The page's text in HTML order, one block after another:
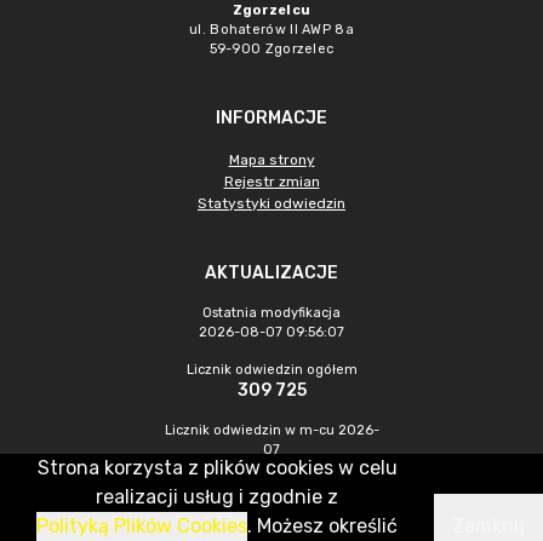
Zgorzelcu
ul. Bohaterów II AWP 8a
59-900 Zgorzelec
INFORMACJE
Mapa strony
Rejestr zmian
Statystyki odwiedzin
AKTUALIZACJE
Ostatnia modyfikacja
2026-08-07 09:56:07
Licznik odwiedzin ogółem
309 725
Licznik odwiedzin w m-cu 2026-
07
423
CMS & Hosting: Nefeni Sp. z o.o.
Strona korzysta z plików cookies w celu
realizacji usług i zgodnie z
Polityką Plików Cookies. Możesz określić